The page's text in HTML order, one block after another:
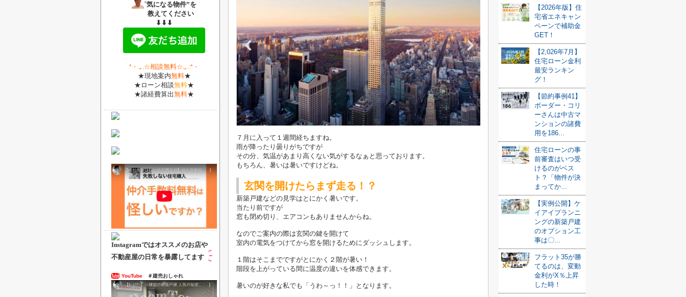
７月に入って１週間経ちますね。
雨が降ったり曇りがちですが
その分、気温があまり高くない気がするなぁと思っております。
もちろん、暑いは暑いですけどね。
玄関を開けたらまず走る！？
新築戸建などの見学はとにかく暑いです。
当たり前ですが
窓も閉め切り、エアコンもありませんからね。
なのでご案内の際は玄関の鍵を開けて
室内の電気をつけてから窓を開けるためにダッシュします。
１階はそこまでですがとにかく２階が暑い！
階段を上がっている間に温度の違いを体感できます。
暑いのが好きな私でも「うわ～っ！！」となります。
【2026年版】住
宅省エネキャン
ペーンで補助金
GET！
【2,026年7月】
住宅ローン金利
最安ランキン
グ！
【節約事例41】
ボーダー・コリ
ーさんは中古マ
ンションの諸費
用を186...
住宅ローンの事
前審査はいつ受
けるのがベス
ト？「物件が決
まってか...
【実例公開】ケ
イアイプランニ
ングの新築戸建
のオプション工
事は〇...
フラット35が勝
てるのは、変動
金利がX％上昇
した時！
”気になる物件”を
教えてください
⬇⬇⬇
*・ .｡.☆相談無料☆.｡.:*・
★現地案内無料★
★ローン相談無料★
★諸経費算出無料★
Instagramではオススメのお店や
不動産屋の日常を暴露してます
YouTube ＃建売おしゃれ